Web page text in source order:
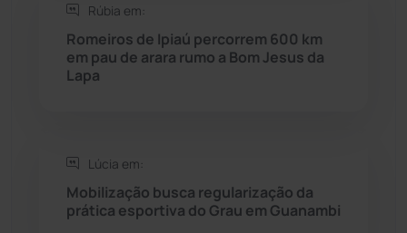
Sudoeste Baiano (1530)
Tecnologia
Rúbia em:
Romeiros de Ipiaú percorrem 600 km
em pau de arara rumo a Bom Jesus da
Lapa
Lúcia em:
Mobilização busca regularização da
prática esportiva do Grau em Guanambi